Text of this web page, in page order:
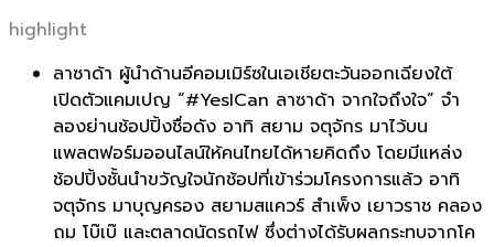
highlight
ลาซาด้า ผู้นำด้านอีคอมเมิร์ซในเอเชียตะวันออกเฉียงใต้
เปิดตัวแคมเปญ “#YesICan ลาซาด้า จากใจถึงใจ” จำ
ลองย่านช้อปปิ้งชื่อดัง อาทิ สยาม จตุจักร มาไว้บน
แพลตฟอร์มออนไลน์ให้คนไทยได้หายคิดถึง โดยมีแหล่ง
ช้อปปิ้งชั้นนำขวัญใจนักช้อปที่เข้าร่วมโครงการแล้ว อาทิ
จตุจักร มาบุญครอง สยามสแควร์ สำเพ็ง เยาวราช คลอง
ถม โบ๊เบ๊ และตลาดนัดรถไฟ ซึ่งต่างได้รับผลกระทบจากโค